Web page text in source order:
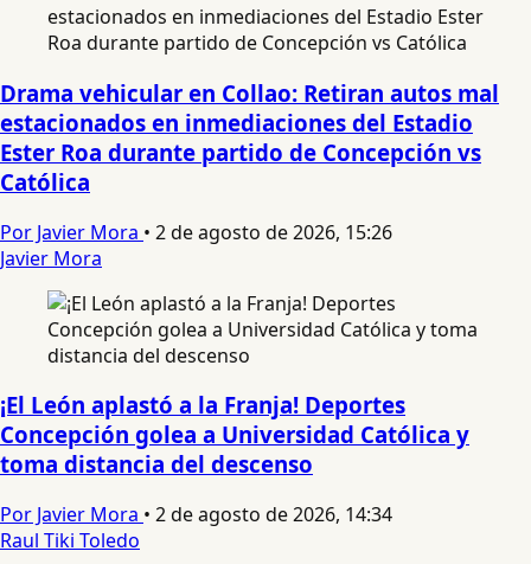
Drama vehicular en Collao: Retiran autos mal
estacionados en inmediaciones del Estadio
Ester Roa durante partido de Concepción vs
Católica
Por Javier Mora • 2 de agosto de 2026, 15:26
Javier Mora
¡El León aplastó a la Franja! Deportes
Concepción golea a Universidad Católica y
toma distancia del descenso
Por Javier Mora • 2 de agosto de 2026, 14:34
Raul Tiki Toledo